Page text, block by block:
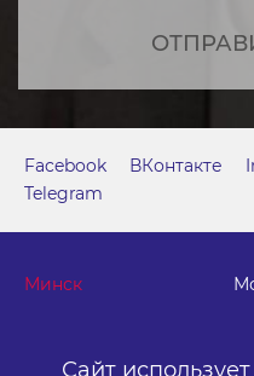
Сайт
Минск
г. Минск, м. "Парк
Facebook ВКонтакте
Telegram